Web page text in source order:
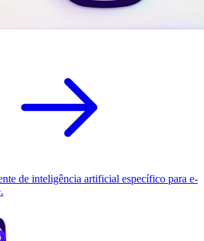
de inteligência artificial específico para e-